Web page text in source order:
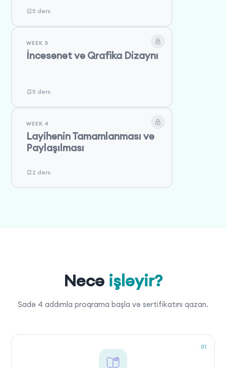
5 dərs
WEEK 3
İncəsənət və Qrafika Dizaynı
5 dərs
WEEK 4
Layihənin Tamamlanması və
Paylaşılması
2 dərs
Necə işləyir?
Sadə 4 addımla proqrama başla və sertifikatını qazan.
01